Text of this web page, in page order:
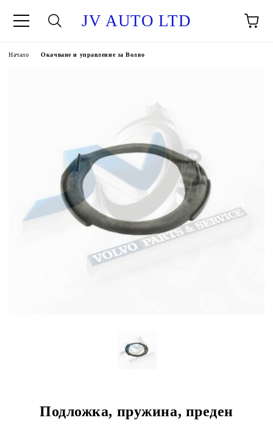
JV AUTO LTD
Начало Окачване и управление за Волво
Подложка, пружина, преден